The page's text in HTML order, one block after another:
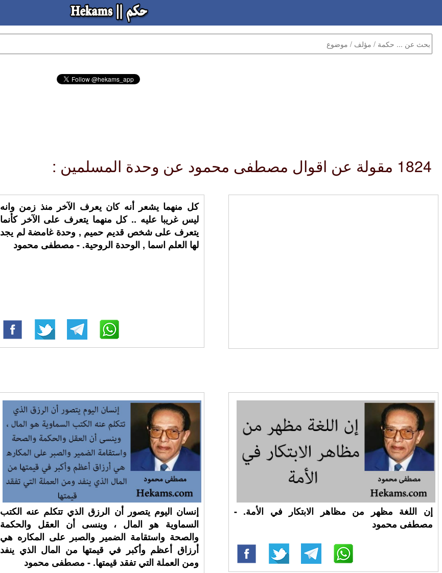
1824 مقولة عن اقوال مصطفى محمود عن وحدة المسلمين :
كل منهما يشعر أنه كان يعرف الآخر منذ زمن وانه
ليس غريبا عليه .. كل منهما يتعرف على الآخر كأنما
يتعرف على شخص قديم حميم , وحدة غامضة لم يجد
لها العلم اسما , الوحدة الروحية. - مصطفى محمود
إنسان اليوم يتصور أن الرزق الذي تتكلم عنه الكتب
السماوية هو المال ، وينسى أن العقل والحكمة
والصحة واستقامة الضمير والصبر على المكاره هي
أرزاق أعظم وأكبر في قيمتها من المال الذي ينفد
ومن العملة التي تفقد قيمتها. - مصطفى محمود
إن اللغة مظهر من مظاهر الابتكار في الأمة. -
مصطفى محمود